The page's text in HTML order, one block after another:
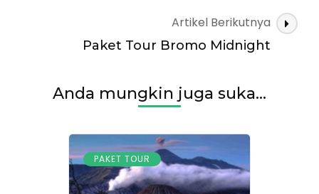
Artikel Berikutnya
Paket Tour Bromo Midnight
Anda mungkin juga suka...
PAKET TOUR